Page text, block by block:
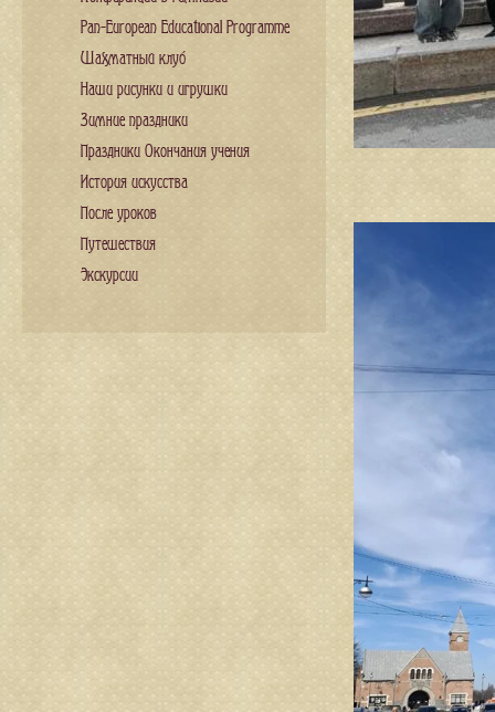
Pan-European Educational Programme
Шахматный клуб
Наши рисунки и игрушки
Зимние праздники
Праздники Окончания учения
История искусства
После уроков
Путешествия
Экскурсии